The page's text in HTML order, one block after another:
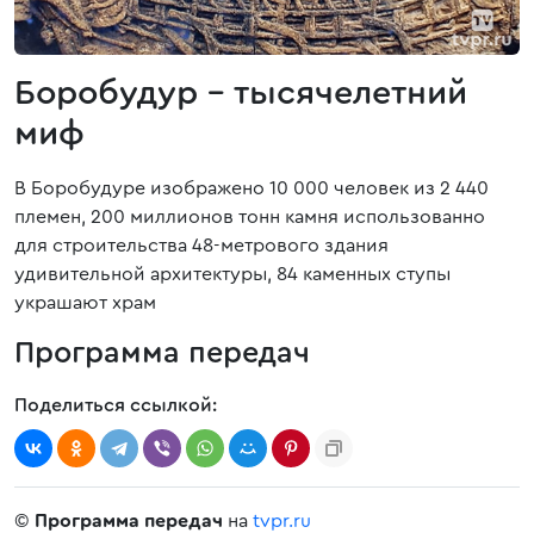
Боробудур - тысячелетний
миф
В Боробудуре изображено 10 000 человек из 2 440
племен, 200 миллионов тонн камня использованно
для строительства 48-метрового здания
удивительной архитектуры, 84 каменных ступы
украшают храм
Программа передач
Поделиться ссылкой:
© Программа передач на tvpr.ru